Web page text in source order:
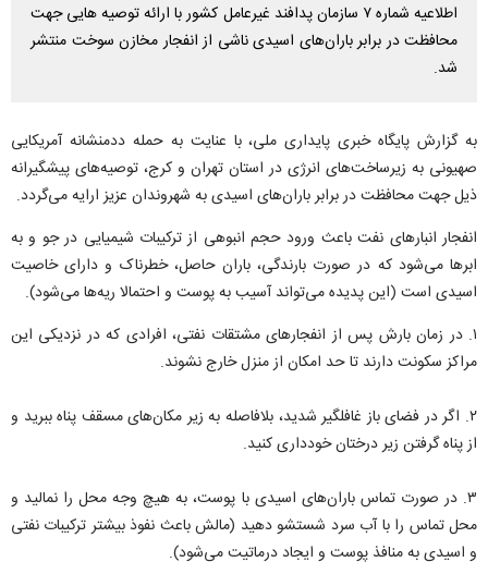
اطلاعیه شماره ۷ سازمان پدافند غیرعامل کشور با ارائه توصیه هایی جهت
محافظت در برابر باران‌های اسیدی ناشی از انفجار مخازن سوخت منتشر
شد.
به گزارش پایگاه خبری پایداری ملی، با عنایت به حمله ددمنشانه آمریکایی
صهیونی به زیرساخت‌های انرژی در استان تهران و کرج، توصیه‌های پیشگیرانه
ذیل جهت محافظت در برابر باران‌های اسیدی به شهروندان عزیز ارایه می‌گردد.
انفجار انبار‌های نفت باعث ورود حجم انبوهی از ترکیبات شیمیایی در جو و به
ابر‌ها می‌شود که در صورت بارندگی، باران حاصل، خطرناک و دارای خاصیت
اسیدی است (این پدیده می‌تواند آسیب به پوست و احتمالا ریه‌ها می‌شود).
۱. در زمان بارش پس از انفجار‌های مشتقات نفتی، افرادی که در نزدیکی این
مراکز سکونت دارند تا حد امکان از منزل خارج نشوند.
۲. اگر در فضای باز غافلگیر شدید، بلافاصله به زیر مکان‌های مسقف پناه ببرید و
از پناه گرفتن زیر درختان خودداری کنید.
۳. در صورت تماس باران‌های اسیدی با پوست، به هیچ وجه محل را نمالید و
محل تماس را با آب سرد شستشو دهید (مالش باعث نفوذ بیشتر ترکیبات نفتی
و اسیدی به منافذ پوست و ایجاد درماتیت می‌شود).